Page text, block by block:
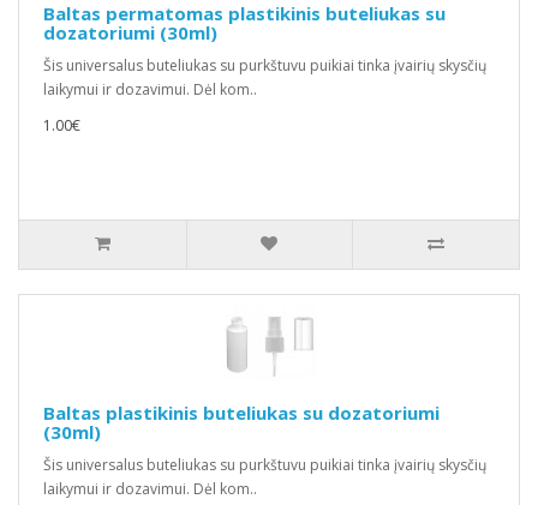
Baltas permatomas plastikinis buteliukas su
dozatoriumi (30ml)
Šis universalus buteliukas su purkštuvu puikiai tinka įvairių skysčių
laikymui ir dozavimui. Dėl kom..
1.00€
Baltas plastikinis buteliukas su dozatoriumi
(30ml)
Šis universalus buteliukas su purkštuvu puikiai tinka įvairių skysčių
laikymui ir dozavimui. Dėl kom..